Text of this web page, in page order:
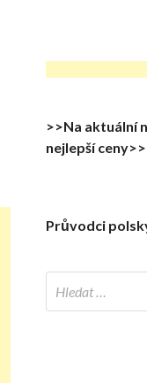
>>Na aktuální
nejlepší ceny>>
Průvodci